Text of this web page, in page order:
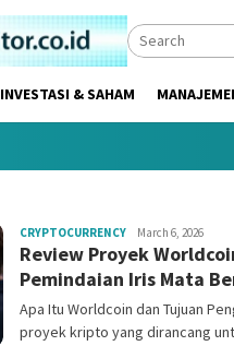
INVESTASI & SAHAM
CRYPTOCURRENCYMala
Citraning
March 6, 2026
Review Proyek
Pemindaian Iris Mata
Apa Itu Worldcoin dan Tujuan
proyek kripto yang dirancang